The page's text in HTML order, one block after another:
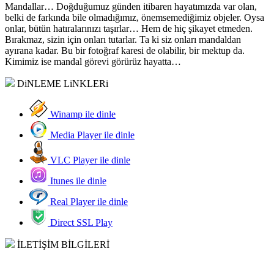
Mandallar… Doğduğumuz günden itibaren hayatımızda var olan,
belki de farkında bile olmadığımız, önemsemediğimiz objeler. Oysa
onlar, bütün hatıralarınızı taşırlar… Hem de hiç şikayet etmeden.
Bırakmaz, sizin için onları tutarlar. Ta ki siz onları mandaldan
ayırana kadar. Bu bir fotoğraf karesi de olabilir, bir mektup da.
Kimimiz ise mandal görevi görürüz hayatta…
DiNLEME LiNKLERi
Winamp ile dinle
Media Player ile dinle
VLC Player ile dinle
Itunes ile dinle
Real Player ile dinle
Direct SSL Play
İLETİŞİM BİLGİLERİ